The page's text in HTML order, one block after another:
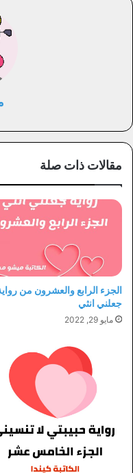
مقالات ذات صلة
الجزء الرابع والعشرون من
جعلني انثي
مايو 29, 2022